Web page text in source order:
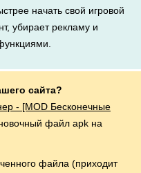
начать свой игровой
убирает рекламу и
сайта?
- [MOD Бесконечные
файл apk на
файла (приходит